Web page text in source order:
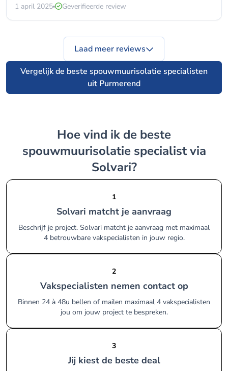
1 april 2025 Geverifieerde review
Vergelijk de beste spouwmuurisolatie specialisten
uit Purmerend
Laad meer reviews
Hoe vind ik de beste
spouwmuurisolatie specialist via
Solvari?
1
Solvari matcht je aanvraag
Beschrijf je project. Solvari matcht je aanvraag met maximaal
4 betrouwbare vakspecialisten in jouw regio.
2
Vakspecialisten nemen contact op
Binnen 24 à 48u bellen of mailen maximaal 4 vakspecialisten
jou om jouw project te bespreken.
3
Jij kiest de beste deal